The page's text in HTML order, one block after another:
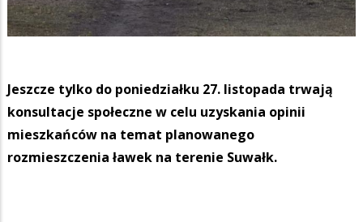
Jeszcze tylko do poniedziałku 27. listopada trwają
konsultacje społeczne w celu uzyskania opinii
mieszkańców na temat planowanego
rozmieszczenia ławek na terenie Suwałk.